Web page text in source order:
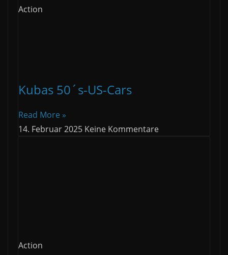
Action
Kubas 50´s-US-Cars
Read More »
14. Februar 2025 Keine Kommentare
Action